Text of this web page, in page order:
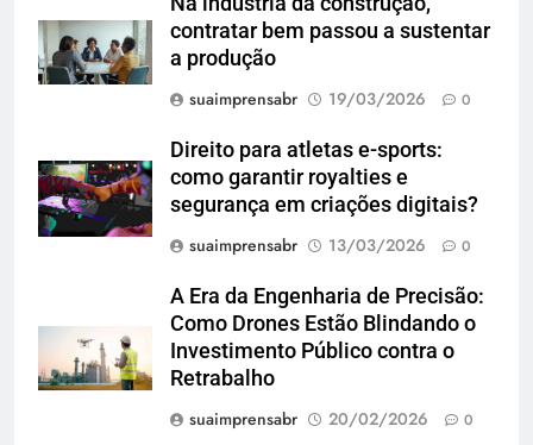
contratar bem passou a sustentar
a produção
suaimprensabr
19/03/2026 0
Direito para atletas e-sports:
como garantir royalties e
segurança em criações digitais?
suaimprensabr
13/03/2026 0
A Era da Engenharia de Precisão:
Como Drones Estão Blindando o
Investimento Público contra o
Retrabalho
suaimprensabr
20/02/2026 0